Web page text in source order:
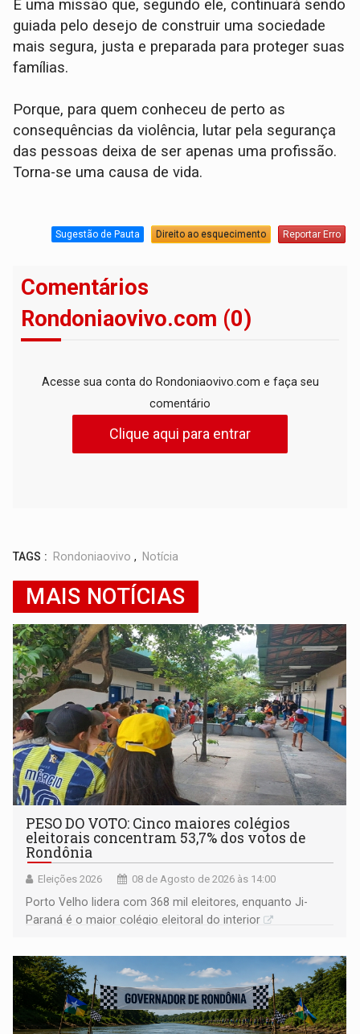
E uma missão que, segundo ele, continuará sendo
guiada pelo desejo de construir uma sociedade
mais segura, justa e preparada para proteger suas
famílias.
Porque, para quem conheceu de perto as
consequências da violência, lutar pela segurança
das pessoas deixa de ser apenas uma profissão.
Torna-se uma causa de vida.
Sugestão de Pauta Direito ao esquecimento Reportar Erro
Comentários
Rondoniaovivo.com (0)
Acesse sua conta do Rondoniaovivo.com e faça seu
comentário
Clique aqui para entrar
TAGS : Rondoniaovivo , Notícia
MAIS NOTÍCIAS
PESO DO VOTO: Cinco maiores colégios
eleitorais concentram 53,7% dos votos de
Rondônia
Eleições 2026 08 de Agosto de 2026 às 14:00
Porto Velho lidera com 368 mil eleitores, enquanto Ji-
Paraná é o maior colégio eleitoral do interior